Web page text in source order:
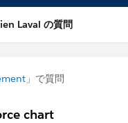
Laval の質問
」で質問
chart